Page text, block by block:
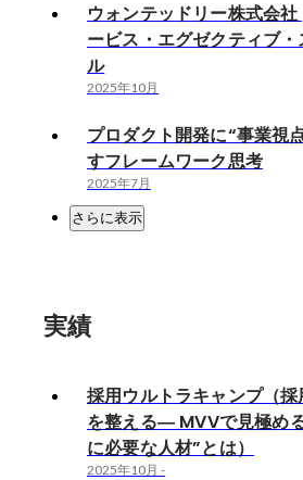
ウォンテッドリー株式会社
ービス・エグゼクティブ
ル
2025年10月
プロダクト開発に“事業視
すフレームワーク思考
2025年7月
さらに表示
実績
採用ウルトラキャンプ（
を整える― MVVで見極め
に必要な人材”とは）
2025年10月 -